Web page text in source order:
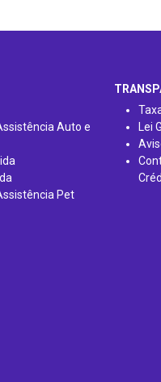
Auto e
Pet
Lei